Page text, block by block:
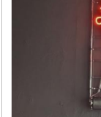
한 음료도 함께 즐
니다.가족이나 친구
모 모임에도 적합합